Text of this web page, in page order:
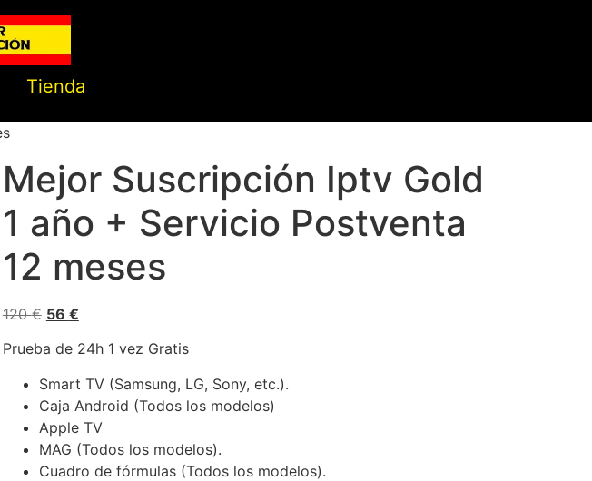
Tienda
Mejor Suscripción Iptv Gold
1 año + Servicio Postventa
12 meses
120€ 56 €
Prueba de 24h 1 vez Gratis
Smart TV (Samsung, LG, Sony, etc.).
Caja Android (Todos los modelos)
Apple TV
MAG (Todos los modelos).
Cuadro de fórmulas (Todos los modelos).